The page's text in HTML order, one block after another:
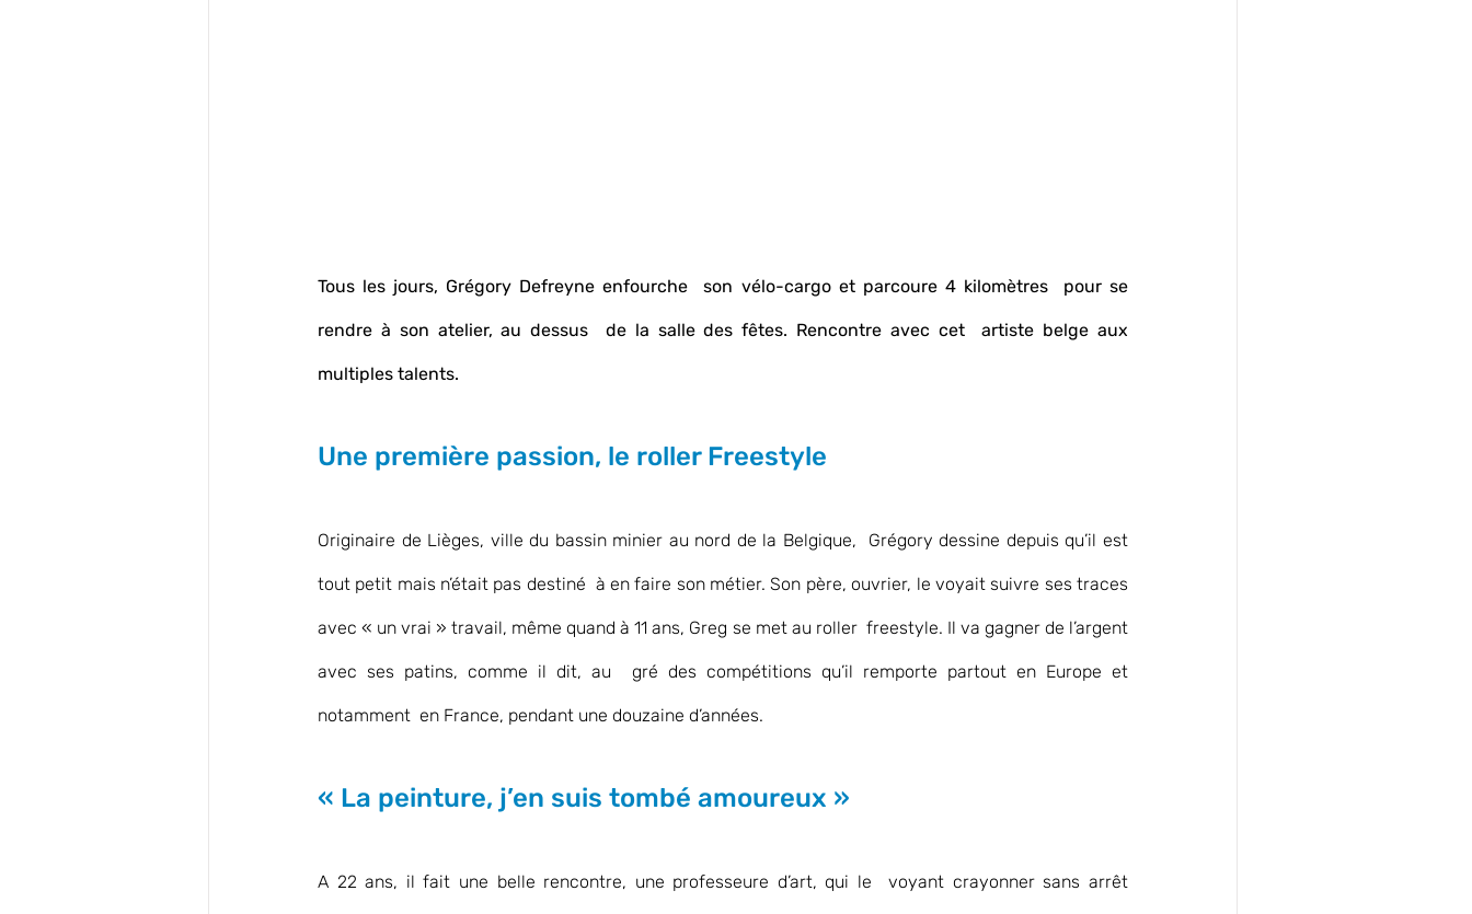
Tous les jours, Grégory Defreyne enfourche  son vélo-cargo et parcoure 4 kilomètres  pour se
rendre à son atelier, au dessus  de la salle des fêtes. Rencontre avec cet  artiste belge aux
multiples talents.
Une première passion, le roller Freestyle
Originaire de Lièges, ville du bassin minier au nord de la Belgique,  Grégory dessine depuis qu’il est
tout petit mais n’était pas destiné  à en faire son métier. Son père, ouvrier, le voyait suivre ses traces
avec « un vrai » travail, même quand à 11 ans, Greg se met au roller  freestyle. Il va gagner de l’argent
avec ses patins, comme il dit, au  gré des compétitions qu’il remporte partout en Europe et
notamment  en France, pendant une douzaine d’années.
« La peinture, j’en suis tombé amoureux »
A 22 ans, il fait une belle rencontre, une professeure d’art, qui le  voyant crayonner sans arrêt